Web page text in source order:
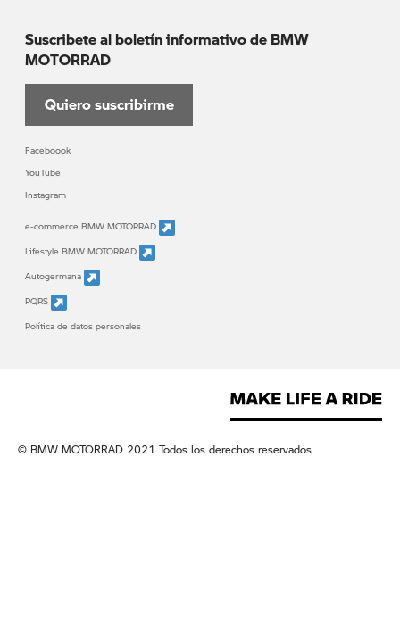
Suscribete al boletín informativo de BMW
MOTORRAD
Quiero suscribirme
Faceboook
YouTube
Instagram
e-commerce BMW MOTORRAD
Lifestyle BMW MOTORRAD
Autogermana
PQRS
Política de datos personales
© BMW MOTORRAD 2021 Todos los derechos reservados